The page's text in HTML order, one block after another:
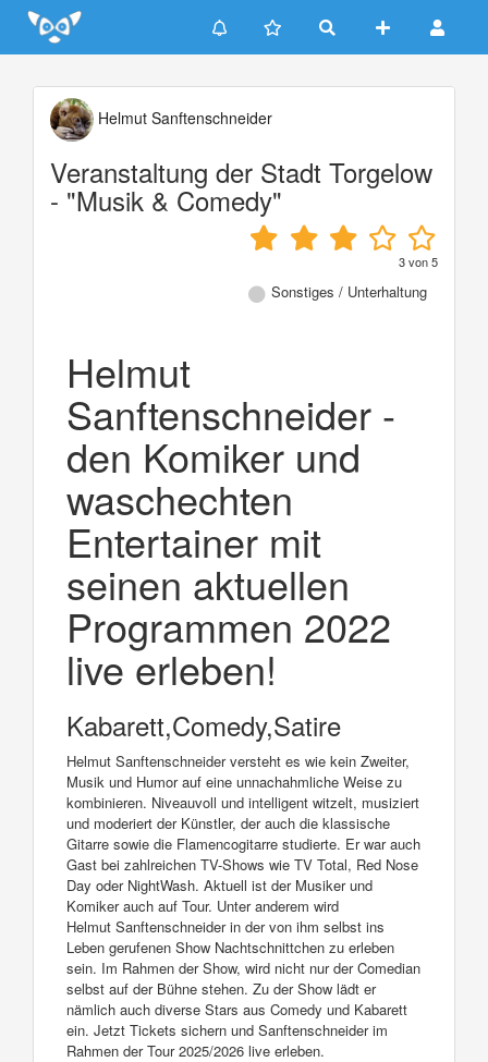
Update cookies preferences
Helmut Sanftenschneider
Veranstaltung der Stadt Torgelow
- "Musik & Comedy"
3von5
Sonstiges / Unterhaltung
Helmut
Sanftenschneider -
den Komiker und
waschechten
Entertainer mit
seinen aktuellen
Programmen 2022
live erleben!
Kabarett,Comedy,Satire
Helmut Sanftenschneider versteht es wie kein Zweiter,
Musik und Humor auf eine unnachahmliche Weise zu
kombinieren. Niveauvoll und intelligent witzelt, musiziert
und moderiert der Künstler, der auch die klassische
Gitarre sowie die Flamencogitarre studierte. Er war auch
Gast bei zahlreichen TV-Shows wie TV Total, Red Nose
Day oder NightWash. Aktuell ist der Musiker und
Komiker auch auf Tour. Unter anderem wird
Helmut Sanftenschneider in der von ihm selbst ins
Leben gerufenen Show Nachtschnittchen zu erleben
sein. Im Rahmen der Show, wird nicht nur der Comedian
selbst auf der Bühne stehen. Zu der Show lädt er
nämlich auch diverse Stars aus Comedy und Kabarett
ein. Jetzt Tickets sichern und Sanftenschneider im
Rahmen der Tour 2025/2026 live erleben.